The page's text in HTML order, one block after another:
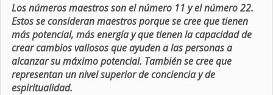
Los números maestros son el número 11 y el número 22.
Estos se consideran maestros porque se cree que tienen
más potencial, más energía y que tienen la capacidad de
crear cambios valiosos que ayuden a las personas a
alcanzar su máximo potencial. También se cree que
representan un nivel superior de conciencia y de
espiritualidad.